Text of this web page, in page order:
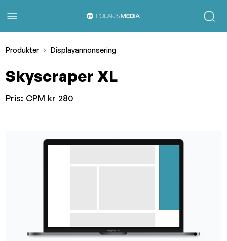
Produkter Displayannonsering
Skyscraper XL
Pris: CPM kr 280